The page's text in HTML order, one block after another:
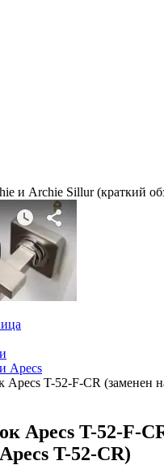
и Archie Sillur (краткий
Apecs
Apecs T-52-F-CR (заменен
Apecs T-52-F-
T-52-CR)